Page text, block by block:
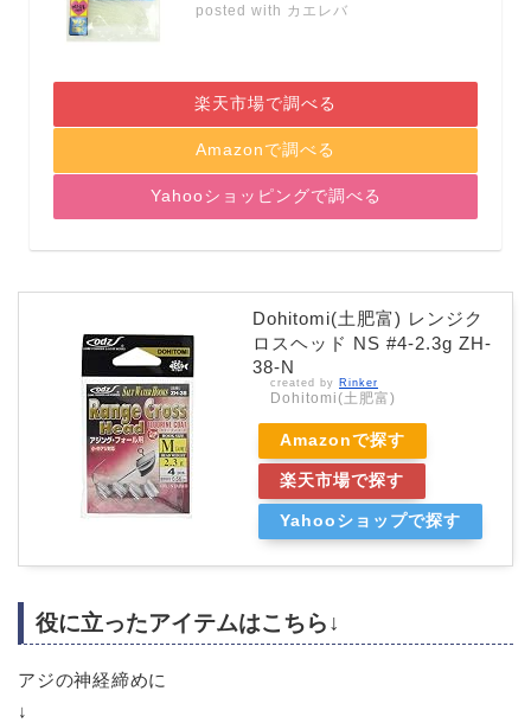
posted with カエレバ
楽天市場で調べる
Amazonで調べる
Yahooショッピングで調べる
Dohitomi(土肥富) レンジク
ロスヘッド NS #4-2.3g ZH-
38-N
created by Rinker
Dohitomi(土肥富)
Amazonで探す
楽天市場で探す
Yahooショップで探す
役に立ったアイテムはこちら↓
アジの神経締めに
↓